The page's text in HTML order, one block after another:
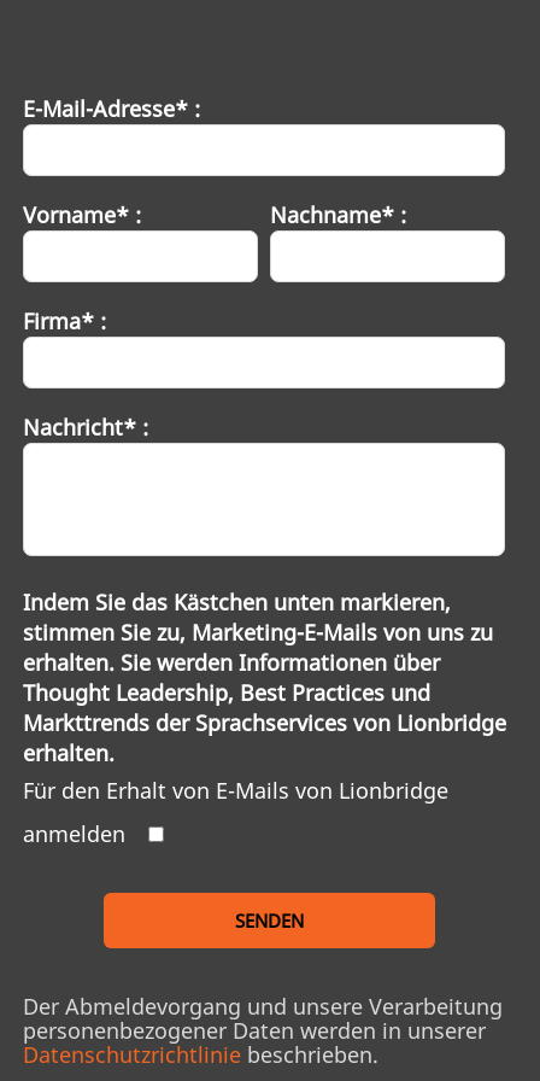
E-Mail-Adresse* :
Vorname* : Nachname* :
Firma* :
Nachricht* :
Indem Sie das Kästchen unten markieren,
stimmen Sie zu, Marketing-E-Mails von uns zu
erhalten. Sie werden Informationen über
Thought Leadership, Best Practices und
Markttrends der Sprachservices von Lionbridge
erhalten.
Für den Erhalt von E-Mails von Lionbridge
anmelden
SENDEN
Der Abmeldevorgang und unsere Verarbeitung
personenbezogener Daten werden in unserer
Datenschutzrichtliniebeschrieben.